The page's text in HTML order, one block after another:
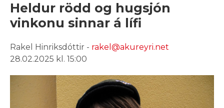
Heldur rödd og hugsjón
vinkonu sinnar á lífi
Rakel Hinriksdóttir - rakel@akureyri.net
28.02.2025 kl. 15:00